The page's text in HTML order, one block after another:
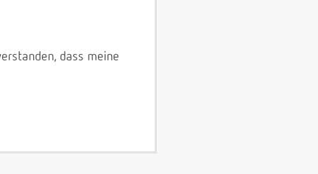
dass meine